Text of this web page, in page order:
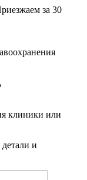
за 30
клиники или
и